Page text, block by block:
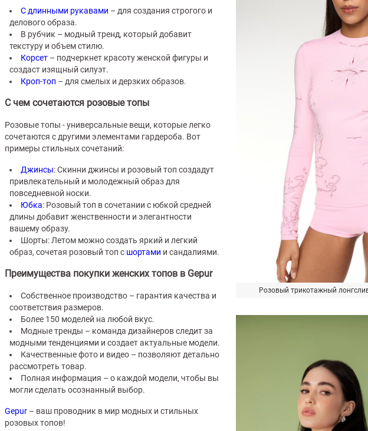
Розовый трикотажный
С длинными рукавами – для создания строгого и
делового образа.
В рубчик – модный тренд, который добавит
текстуру и объем стилю.
Корсет – подчеркнет красоту женской фигуры и
создаст изящный силуэт.
Кроп-топ – для смелых и дерзких образов.
С чем сочетаются розовые топы
Розовые топы - универсальные вещи, которые легко
сочетаются с другими элементами гардероба. Вот
примеры стильных сочетаний:
Джинсы: Скинни джинсы и розовый топ создадут
привлекательный и молодежный образ для
повседневной носки.
Юбка: Розовый топ в сочетании с юбкой средней
длины добавит женственности и элегантности
вашему образу.
Шорты: Летом можно создать яркий и легкий
образ, сочетая розовый топ с шортами и сандалиями.
Преимущества покупки женских топов в Gepur
Собственное производство – гарантия качества и
соответствия размеров.
Более 150 моделей на любой вкус.
Модные тренды – команда дизайнеров следит за
модными тенденциями и создает актуальные модели.
Качественные фото и видео – позволяют детально
рассмотреть товар.
Полная информация – о каждой модели, чтобы вы
могли сделать осознанный выбор.
Gepur – ваш проводник в мир модных и стильных
розовых топов!